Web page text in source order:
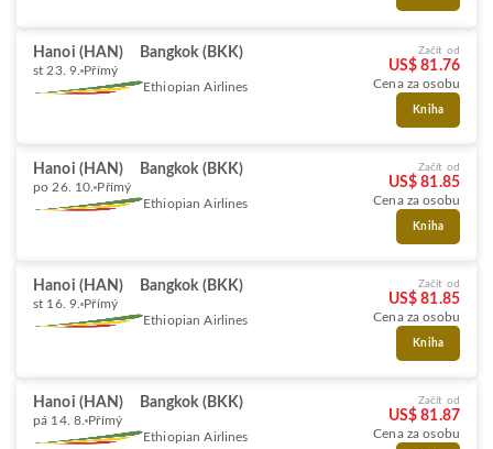
Hanoi (HAN) Bangkok (BKK)
st 23. 9. Přímý
Ethiopian Airlines
Začít od
US$ 81.76
Cena za osobu
Kniha
Hanoi (HAN) Bangkok (BKK)
po 26. 10. Přímý
Ethiopian Airlines
Začít od
US$ 81.85
Cena za osobu
Kniha
Hanoi (HAN) Bangkok (BKK)
st 16. 9. Přímý
Ethiopian Airlines
Začít od
US$ 81.85
Cena za osobu
Kniha
Hanoi (HAN) Bangkok (BKK)
pá 14. 8. Přímý
Ethiopian Airlines
Začít od
US$ 81.87
Cena za osobu